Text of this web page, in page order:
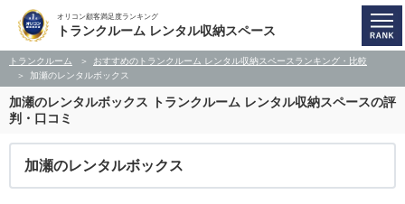
オリコン顧客満足度ランキング
トランクルーム レンタル収納スペース
トランクルーム
おすすめのトランクルーム レンタル収納スペースランキング・比較
加瀬のレンタルボックス
加瀬のレンタルボックス トランクルーム レンタル収納スペースの評
判・口コミ
加瀬のレンタルボックス